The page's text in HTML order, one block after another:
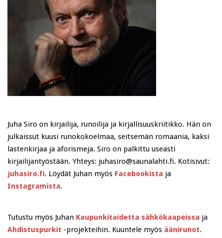
Juha Siro on kirjailija, runoilija ja kirjallisuuskriitikko. Hän on
julkaissut kuusi runokokoelmaa, seitsemän romaania, kaksi
lastenkirjaa ja aforismeja. Siro on palkittu useasti
kirjailijantyöstään. Yhteys: juhasiro@saunalahti.fi. Kotisivut:
juhasiro.fi. Löydät Juhan myös Facebookista ja
Instagramista.
Tutustu myös Juhan Kaupunkitaidetta sähkökaapeissa ja
Ahdistuspurkit -projekteihin. Kuuntele myös äänirunot.